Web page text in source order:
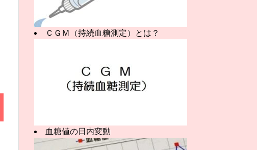
ＣＧＭ（持続血糖測定）とは？
血糖値の日内変動